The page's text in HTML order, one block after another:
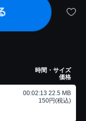
時間・サイズ
価格
00:02:13 22.5 MB
150円(税込)